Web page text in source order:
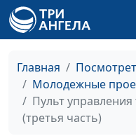
Главная
Молодежные
Пульт
(третья часть)
Пульт управления
перестроить свою
жизнь? (первая
часть)